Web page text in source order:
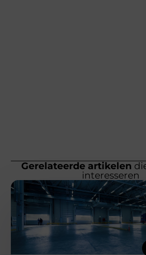
Gerelateerde artikelen
interesseren